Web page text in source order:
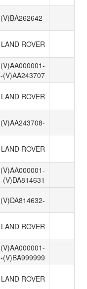
(V)BA262642-
LAND ROVER
(V)AA000001-
-(V)AA243707
LAND ROVER
(V)AA243708-
LAND ROVER
(V)AA000001-
-(V)DA814631
(V)DA814632-
LAND ROVER
(V)AA000001-
-(V)BA999999
LAND ROVER